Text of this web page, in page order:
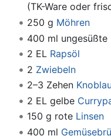
(TK-Ware oder
250 g Möhren
400 ml ungesüßte
2 EL Rapsöl
2 Zwiebeln
2–3 Zehen
2 EL gelbe
150 g rote Linsen
400 ml